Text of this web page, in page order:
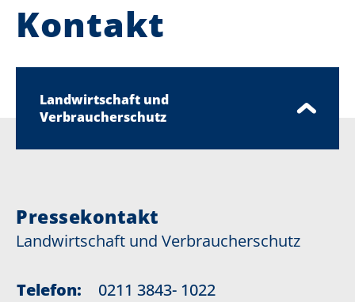
Kontakt
Landwirtschaft und
Verbraucherschutz
Pressekontakt
Landwirtschaft und Verbraucherschutz
Telefon:
0211 3843- 1022